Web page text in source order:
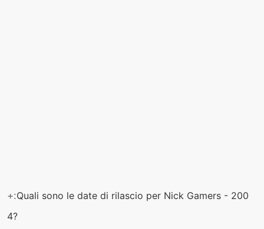
+:Quali sono le date di rilascio per Nick Gamers - 200
4?